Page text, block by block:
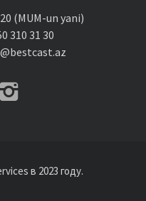
(MUM-un yani)
310 31 30
в 2023 году.